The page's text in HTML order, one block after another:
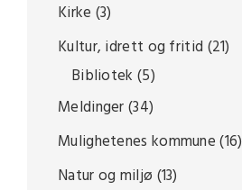
Kirke (3)
Kultur, idrett og fritid (21)
Bibliotek (5)
Meldinger(34)
Mulighetenes kommune(16)
Natur og miljø (13)